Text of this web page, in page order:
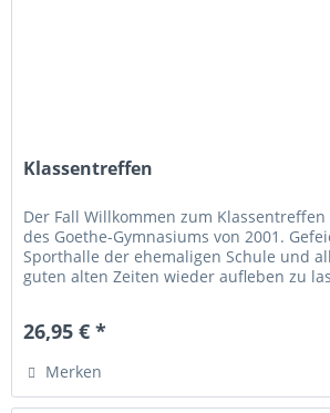
Klassentreffen
Der Fall Willkommen zum
des Goethe-Gymnasiums von 2001.
Sporthalle der ehemaligen Schule und
guten alten Zeiten wieder aufleben zu
26,95 € *
Merken